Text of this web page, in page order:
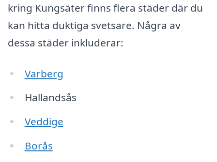
kring Kungsäter finns flera städer där du
kan hitta duktiga svetsare. Några av
dessa städer inkluderar:
Varberg
Hallandsås
Veddige
Borås